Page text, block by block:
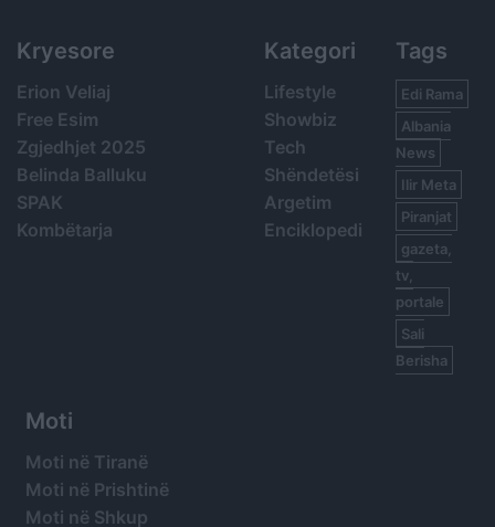
Kryesore
Erion Veliaj
Free Esim
Zgjedhjet 2025
Belinda Balluku
SPAK
Kombëtarja
Kategori
Lifestyle
Showbiz
Tech
Shëndetësi
Argetim
Enciklopedi
Tags
Edi Rama
Albania
News
Ilir Meta
Piranjat
gazeta,
tv,
portale
Sali
Berisha
Moti
Moti në Tiranë
Moti në Prishtinë
Moti në Shkup